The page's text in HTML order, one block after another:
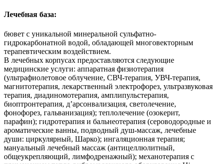
Лечебная база:
бювет с уникальной минеральной сульфатно-
гидрокарбонатной водой, обладающей многовекторным
терапевтическим воздействием.
В лечебных корпусах предоставляются следующие
медицинские услуги: аппаратная физиотерапия
(ультрафиолетовое облучение, СВЧ-терапия, УВЧ-терапия,
магнитотерапия, лекарственный электрофорез, ультразвуковая
терапия, диадиномотерапия, амплипульстерапия,
биоптронтерапия, д’арсонвализация, светолечение,
фонофорез, гальванизация); теплолечение (озокерит,
парафин); гидротерапия и бальнеотерапия (сероводородные и
ароматические ванны, подводный душ-массаж, лечебные
души: циркулярный, Шарко); ингаляционная терапия;
мануальный лечебный массаж (антицеллюлитный,
общеукрепляющий, лимфодренажный); механотерапия с